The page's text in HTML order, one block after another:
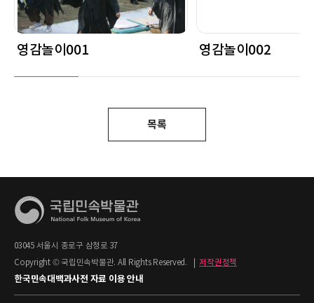
영감놀이001 영감놀이002
목록
03045 서울시 종로구 삼청로 37
Copyright © 국립민속박물관. All Rights Reserved.
저작권정책
한국민속대백과사전 자료 이용 안내